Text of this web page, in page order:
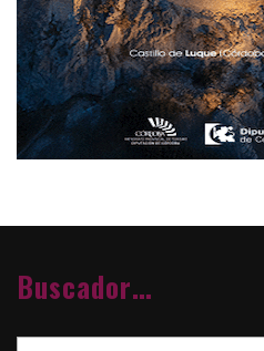
Buscador…